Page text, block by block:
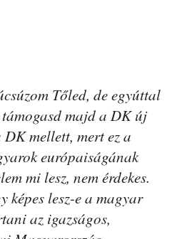
Tőled, de egyúttal
majd a DK új
mellett, mert ez a
európaiságának
mi lesz, nem érdekes.
képes lesz-e a magyar
az igazságos,